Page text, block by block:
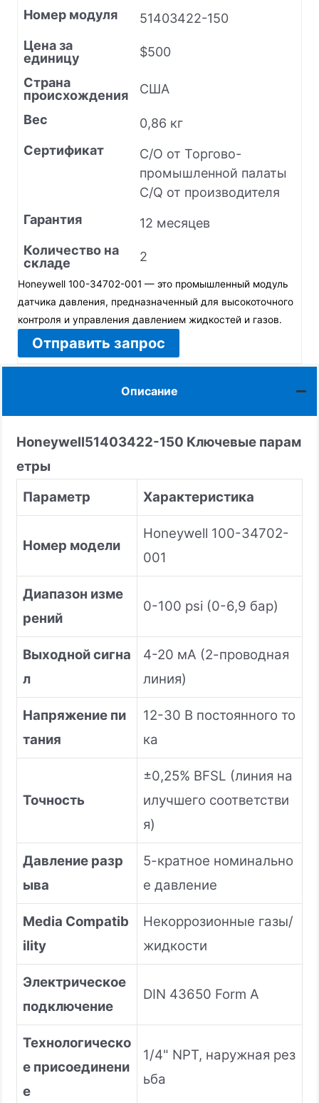
Номер модуля
51403422-150
Цена за
единицу
$500
Страна
происхождения
США
Вес
0,86 кг
Сертификат
C/O от Торгово-
промышленной палаты
C/Q от производителя
Гарантия
12 месяцев
Количество на
складе
2
Honeywell 100-34702-001 — это промышленный модуль
датчика давления, предназначенный для высокоточного
контроля и управления давлением жидкостей и газов.
Отправить запрос
Описание
Honeywell51403422-150 Ключевые парам
етры
Параметр
Характеристика
Номер модели
Honeywell 100-34702-
001
Диапазон изме
рений
0-100 psi (0-6,9 бар)
Выходной сигна
л
4-20 мА (2-проводная
линия)
Напряжение пи
тания
12-30 В постоянного то
ка
Точность
±0,25% BFSL (линия на
илучшего соответстви
я)
Давление разр
ыва
5-кратное номинально
е давление
Media Compatib
ility
Некоррозионные газы/
жидкости
Электрическое
подключение
DIN 43650 Form A
Технологическо
е присоединени
е
1/4" NPT, наружная рез
ьба